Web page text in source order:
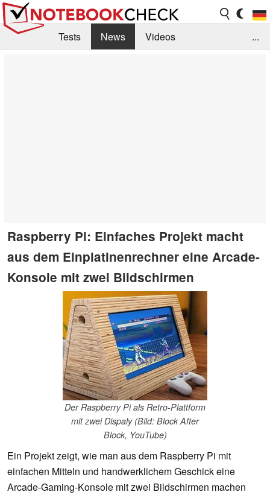
Tests News
Videos
...
Raspberry Pi: Einfaches Projekt macht
aus dem Einplatinenrechner eine Arcade-
Konsole mit zwei Bildschirmen
Der Raspberry Pi als Retro-Plattform
mit zwei Dispaly (Bild: Block After
Block, YouTube)
Ein Projekt zeigt, wie man aus dem Raspberry Pi mit
einfachen Mitteln und handwerklichem Geschick eine
Arcade-Gaming-Konsole mit zwei Bildschirmen machen